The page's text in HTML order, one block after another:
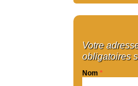
Votre
obligatoires
Nom *